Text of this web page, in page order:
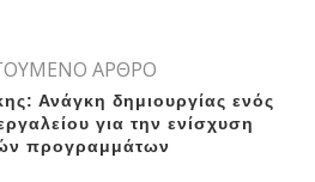
ΑΡΘΡΟ
Ανάγκη δημιουργίας ενός
για την ενίσχυση
προγραμμάτων